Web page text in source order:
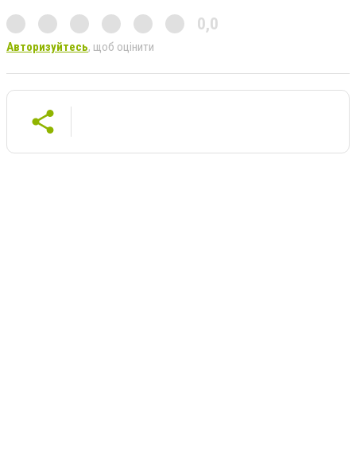
0,0
Авторизуйтесь, щоб оцінити